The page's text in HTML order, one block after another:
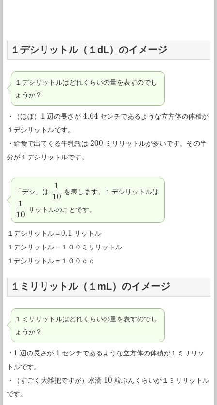
１デシリットル（１dL）のイメージ
１デシリットルはどれくらいの量を表すのでし
ょうか？
・（ほぼ） 1
1 辺の長さが4.64
4.64 センチであるような立方体の体積が
１デシリットルです。
・給食で出てくる牛乳瓶は 200
200
ミリリットルが多いです。その半
分が１デシリットルです。
「デシ」は
1
10
110 を表します。１デシリットルは
1
10
110 リットルのことです。
１デシリットル＝0.1
0.1
リットル
１デシリットル＝１００ミリリットル
１デシリットル＝１００ｃｃ
１ミリリットル（１mL）のイメージ
１ミリリットルはどれくらいの量を表すのでし
ょうか？
・ 1
1 辺の長さが 1
1 センチであるような立方体の体積が１ミリリッ
トルです。
・（すごく大雑把ですが）水滴 10
10 粒ぶんくらいが１ミリリットル
です。